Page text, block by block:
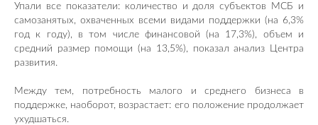
Упали все показатели: количество и доля субъектов МСБ и
самозанятых, охваченных всеми видами поддержки (на 6,3%
год к году), в том числе финансовой (на 17,3%), объем и
средний размер помощи (на 13,5%), показал анализ Центра
развития.
Между тем, потребность малого и среднего бизнеса в
поддержке, наоборот, возрастает: его положение продолжает
ухудшаться.